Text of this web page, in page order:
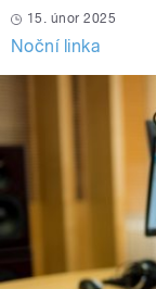
15. únor 2025
Noční linka